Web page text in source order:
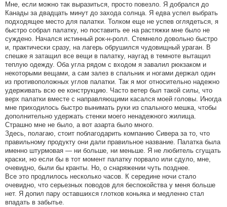
Мне, если можно так выразиться, просто повезло. Я добрался до
Канады за двадцать минут до захода солнца. Я едва успел выбрать
подходящее место для палатки. Толком еще не успев оглядеться, я
быстро собрал палатку, но поставить ее на растяжки мне было не
суждено. Начался истинный рок-н-ролл. Стемнело довольно быстро
и, практически сразу, на лагерь обрушился чудовищный ураган. В
спешке я затащил все вещи в палатку, наугад в темноте вытащил
теплую одежду. Оба угла рядом с входом я завалил рюкзаком и
некоторыми вещами, а сам залез в спальник и ногами держал один
из противоположных углов палатки. Так я мог относительно надежно
удерживать всю ее конструкцию. Часто ветер был такой силы, что
верх палатки вместе с направляющими касался моей головы. Иногда
мне приходилось быстро вынимать руки из спального мешка, чтобы
дополнительно удержать стенки моего ненадежного жилища.
Страшно мне не было, а вот азарта было много.
Здесь, полагаю, стоит поблагодарить компанию Сивера за то, что
правильному продукту они дали правильное название. Палатка была
именно штурмовая — ни больше, ни меньше. Я не любитель сгущать
краски, но если бы в тот момент палатку порвало или сдуло, мне,
очевидно, были бы кранты. Но, о снаряжении чуть позднее.
Все это продлилось несколько часов. К середине ночи стало
очевидно, что серьезных поводов для беспокойства у меня больше
нет. Я допил пару оставшихся глотков коньяка и медленно стал
впадать в забытье.